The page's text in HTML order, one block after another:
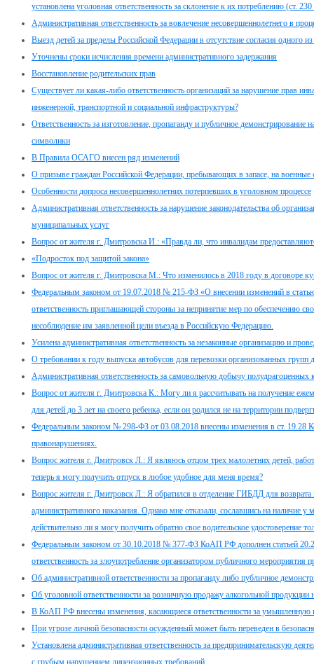
установлена уголовная ответственность за склонение к их потреблению (ст.
Административная ответственность за вовлечение несовершеннолетнего в
Выезд детей за пределы Российской Федерации в отсутствие согласия одного
Уточнены сроки исчисления времени административного задержания
Восстановление родительских прав
Существует ли какая-либо ответственность организаций за нарушение прав
инженерной, транспортной и социальной инфраструктуры?
Ответственность за изготовление, пропаганду и публичное демонстрирование
символики
В Правила ОСАГО внесен ряд изменений
О призыве граждан Российской Федерации, пребывающих в запасе, на военные
Особенности допроса несовершеннолетних потерпевших в уголовном процессе
Административная ответственность за нарушение законодательства об
муниципальных услуг
Вопрос от жителя г. Дмитровска И.: «Правда ли, что инвалидам
«Подросток под защитой закона»
Вопрос от жителя г. Дмитровска М.: Что изменилось в 2018 году в договоре
Федеральным законом от 19.07.2018 № 215-ФЗ «О внесении изменений в
ответственность приглашающей стороны за непринятие мер по обеспечению
несоблюдение им заявленной цели въезда в Российскую Федерацию.
Усилена административная ответственность за незаконные организацию и
О требовании к году выпуска автобусов для перевозки организованных групп
Административная ответственность за самовольную добычу полудрагоценных
Вопрос от жителя г. Дмитровска К.: Могу ли я рассчитывать на получение
для детей до 3 лет на своего ребенка, если он родился не на территории
Федеральным законом № 298-ФЗ от 03.08.2018 внесены изменения в ст. 19.28
правонарушениях.
Вопрос жителя г. Дмитровск Л.: Я являюсь отцом трех малолетних детей,
теперь я могу получить отпуск в любое удобное для меня время?
Вопрос жителя г. Дмитровск Л.: Я обратился в отделение ГИБДД для возврата
административного наказания. Однако мне отказали, сославшись на наличие
действительно ли я могу получить обратно свое водительское удостоверение
Федеральным законом от 30.10.2018 № 377-ФЗ КоАП РФ дополнен статьей
ответственность за злоупотребление организатором публичного мероприятия
Об административной ответственности за пропаганду либо публичное
Об уголовной ответственности за розничную продажу алкогольной продукции
В КоАП РФ внесены изменения, касающиеся ответственности за умышленную
При угрозе личной безопасности осужденный может быть переведен в
Установлена административная ответственность за предпринимательскую
с грубым нарушением лицензионных требований